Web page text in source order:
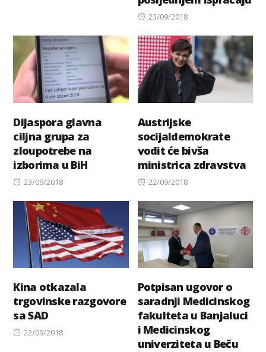
Posted
23/09/2018
Dijaspora glavna
ciljna grupa za
zloupotrebe na
izborima u BiH
Posted
23/09/2018
Austrijske
socijaldemokrate
vodit će bivša
ministrica zdravstva
Posted
22/09/2018
Kina otkazala
trgovinske razgovore
sa SAD
Posted
22/09/2018
Potpisan ugovor o
saradnji Medicinskog
fakulteta u Banjaluci
i Medicinskog
univerziteta u Beču